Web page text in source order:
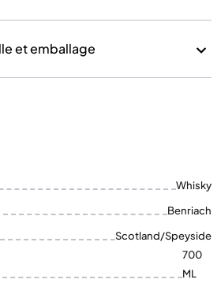
et emballage
Whisky
Benriach
Scotland/Speyside
700
ML